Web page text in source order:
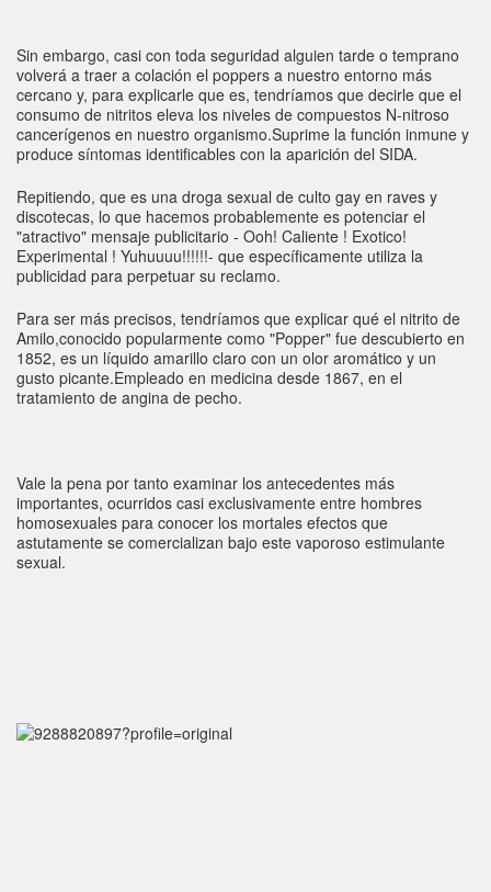
Sin embargo, casi con toda seguridad alguien tarde o temprano
volverá a traer a colación el poppers a nuestro entorno más
cercano y, para explicarle que es, tendríamos que decirle que el
consumo de nitritos eleva los niveles de compuestos N-nitroso
cancerígenos en nuestro organismo.Suprime la función inmune y
produce síntomas identificables con la aparición del SIDA.
Repitiendo, que es una droga sexual de culto gay en raves y
discotecas, lo que hacemos probablemente es potenciar el
"atractivo" mensaje publicitario - Ooh! Caliente ! Exotico!
Experimental ! Yuhuuuu!!!!!!- que específicamente utiliza la
publicidad para perpetuar su reclamo.
Para ser más precisos, tendríamos que explicar qué el nitrito de
Amilo,conocido popularmente como "Popper" fue descubierto en
1852, es un líquido amarillo claro con un olor aromático y un
gusto picante.Empleado en medicina desde 1867, en el
tratamiento de angina de pecho.
Vale la pena por tanto examinar los antecedentes más
importantes, ocurridos casi exclusivamente entre hombres
homosexuales para conocer los mortales efectos que
astutamente se comercializan bajo este vaporoso estimulante
sexual.